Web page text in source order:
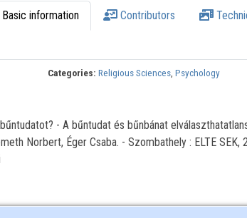
Basic information Contributors
Categories: Religious Sciences,Psychology
- A bűntudat és bűnbánat
Norbert, Éger Csaba. - Szombathely : ELTE SEK,